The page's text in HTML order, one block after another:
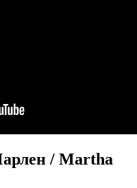
/ Martha